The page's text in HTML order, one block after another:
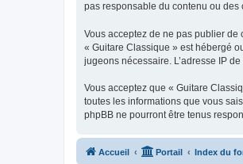
pas responsable du contenu ou des
Vous acceptez de ne pas publier
« Guitare Classique » est hébergé
jugeons nécessaire. L’adresse IP
Vous acceptez que « Guitare
toutes les informations que vous
phpBB ne pourront être tenus
Accueil Portail Index du